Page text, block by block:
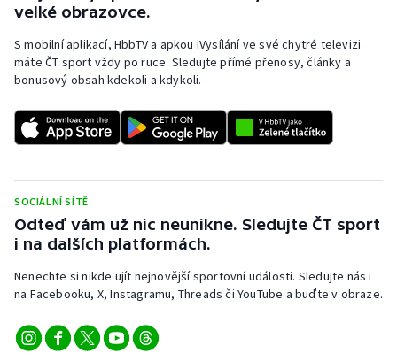
velké obrazovce.
S mobilní aplikací, HbbTV a apkou iVysílání ve své chytré televizi
máte ČT sport vždy po ruce. Sledujte přímé přenosy, články a
bonusový obsah kdekoli a kdykoli.
SOCIÁLNÍ SÍTĚ
Odteď vám už nic neunikne. Sledujte ČT sport
i na dalších platformách.
Nenechte si nikde ujít nejnovější sportovní události. Sledujte nás i
na Facebooku, X, Instagramu, Threads či YouTube a buďte v obraze.